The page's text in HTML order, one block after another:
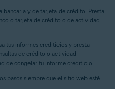
bancaria y de tarjeta de crédito. Presta
o tarjeta de crédito o de actividad
tus informes crediticios y presta
de crédito o actividad
de congelar tu informe crediticio.
pasos siempre que el sitio web esté